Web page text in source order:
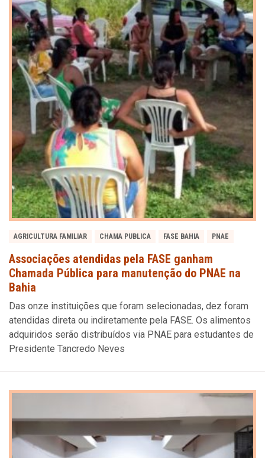
AGRICULTURA FAMILIAR CHAMA PUBLICA FASE BAHIA PNAE
Associações atendidas pela FASE ganham
Chamada Pública para manutenção do PNAE na
Bahia
Das onze instituições que foram selecionadas, dez foram
atendidas direta ou indiretamente pela FASE. Os alimentos
adquiridos serão distribuídos via PNAE para estudantes de
Presidente Tancredo Neves